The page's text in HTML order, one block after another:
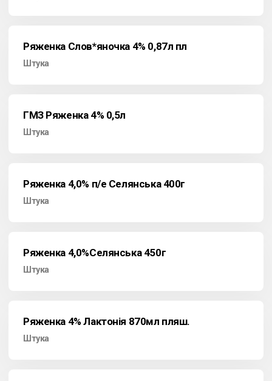
Ряженка Слов*яночка 4% 0,87л пл
Штука
ГМЗ Ряженка 4% 0,5л
Штука
Ряженка 4,0% п/е Селянська 400г
Штука
Ряженка 4,0%Селянська 450г
Штука
Ряженка 4% Лактонія 870мл пляш.
Штука